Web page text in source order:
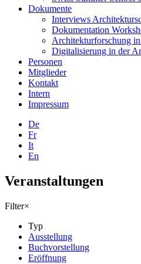
Dokumente
Interviews
Dokumentation
Architekturforschung
Digitalisierung in der
Personen
Mitglieder
Kontakt
Intern
Impressum
De
Fr
It
En
Veranstaltungen
Filter×
Typ
Ausstellung
Buchvorstellung
Eröffnung